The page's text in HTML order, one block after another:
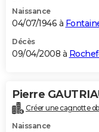
Naissance
04/07/1946 à
Décès
09/04/2008 à
Pierre
Créer une cagnotte
Naissance